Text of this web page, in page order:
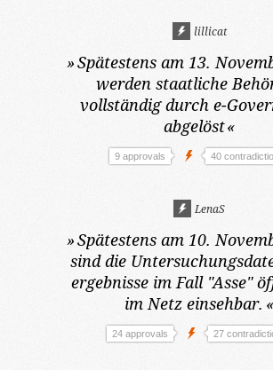
lillicat
»Spätestens am 13.
werden staatliche
vollständig durch e-
abgelöst«
9 approvals 40
LenaS
»Spätestens am 10.
sind die
ergebnisse im Fall "Asse"
im Netz einsehbar. «
24 approvals 27